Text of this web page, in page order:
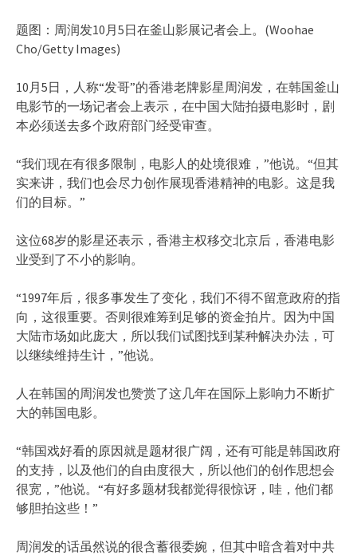
题图：周润发10月5日在釜山影展记者会上。(Woohae
Cho/Getty Images)
10月5日，人称“发哥”的香港老牌影星周润发，在韩国釜山
电影节的一场记者会上表示，在中国大陆拍摄电影时，剧
本必须送去多个政府部门经受审查。
“我们现在有很多限制，电影人的处境很难，”他说。“但其
实来讲，我们也会尽力创作展现香港精神的电影。这是我
们的目标。”
这位68岁的影星还表示，香港主权移交北京后，香港电影
业受到了不小的影响。
“1997年后，很多事发生了变化，我们不得不留意政府的指
向，这很重要。否则很难筹到足够的资金拍片。因为中国
大陆市场如此庞大，所以我们试图找到某种解决办法，可
以继续维持生计，”他说。
人在韩国的周润发也赞赏了这几年在国际上影响力不断扩
大的韩国电影。
“韩国戏好看的原因就是题材很广阔，还有可能是韩国政府
的支持，以及他们的自由度很大，所以他们的创作思想会
很宽，”他说。“有好多题材我都觉得很惊讶，哇，他们都
够胆拍这些！”
周润发的话虽然说的很含蓄很委婉，但其中暗含着对中共